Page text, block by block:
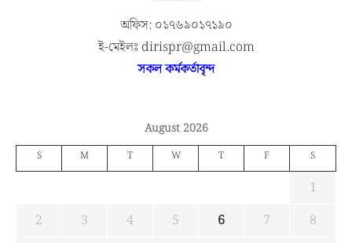
অফিস: ০১৭৬৯০১৭১৯০
ই-মেইলঃ dirispr@gmail.com
সকল কর্মকর্তাবৃন্দ
August 2026
S M T W T F S
1
2
3 4 5 6 7
8